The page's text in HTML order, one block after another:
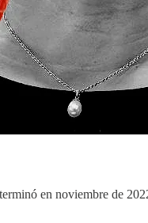
en noviembre de